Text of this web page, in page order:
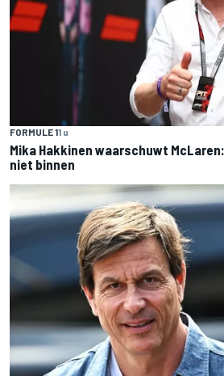
FORMULE 11 u
Mika Hakkinen waarschuwt
niet binnen